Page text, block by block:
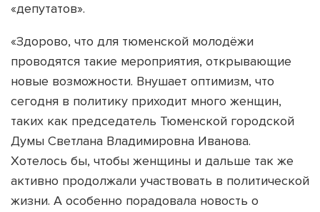
«депутатов».
«Здорово, что для тюменской молодёжи
проводятся такие мероприятия, открывающие
новые возможности. Внушает оптимизм, что
сегодня в политику приходит много женщин,
таких как председатель Тюменской городской
Думы Светлана Владимировна Иванова.
Хотелось бы, чтобы женщины и дальше так же
активно продолжали участвовать в политической
жизни. А особенно порадовала новость о